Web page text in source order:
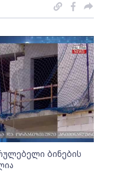
ბინების